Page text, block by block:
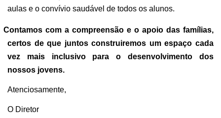
aulas e o convívio saudável de todos os alunos.
Contamos com a compreensão e o apoio das famílias,
certos de que juntos construiremos um espaço cada
vez mais inclusivo para o desenvolvimento dos
nossos jovens.
Atenciosamente,
O Diretor